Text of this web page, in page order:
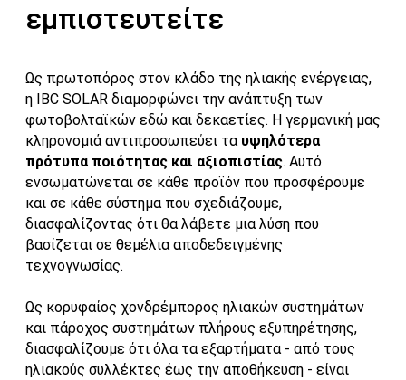
εμπιστευτείτε
Ως πρωτοπόρος στον κλάδο της ηλιακής ενέργειας,
η IBC SOLAR διαμορφώνει την ανάπτυξη των
φωτοβολταϊκών εδώ και δεκαετίες. Η γερμανική μας
κληρονομιά αντιπροσωπεύει τα υψηλότερα
πρότυπα ποιότητας και αξιοπιστίας. Αυτό
ενσωματώνεται σε κάθε προϊόν που προσφέρουμε
και σε κάθε σύστημα που σχεδιάζουμε,
διασφαλίζοντας ότι θα λάβετε μια λύση που
βασίζεται σε θεμέλια αποδεδειγμένης
τεχνογνωσίας.
Ως κορυφαίος χονδρέμπορος ηλιακών συστημάτων
και πάροχος συστημάτων πλήρους εξυπηρέτησης,
διασφαλίζουμε ότι όλα τα εξαρτήματα - από τους
ηλιακούς συλλέκτες έως την αποθήκευση - είναι